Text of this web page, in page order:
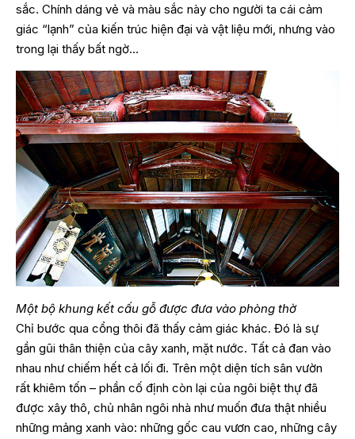
sắc. Chính dáng vẻ và màu sắc này cho người ta cái cảm
giác “lạnh” của kiến trúc hiện đại và vật liệu mới, nhưng vào
trong lại thấy bất ngờ…
Một bộ khung kết cấu gỗ được đưa vào phòng thờ
Chỉ bước qua cổng thôi đã thấy cảm giác khác. Đó là sự
gần gũi thân thiện của cây xanh, mặt nước. Tất cả đan vào
nhau như chiếm hết cả lối đi. Trên một diện tích sân vườn
rất khiêm tốn – phần cố định còn lại của ngôi biệt thự đã
được xây thô, chủ nhân ngôi nhà như muốn đưa thật nhiều
những mảng xanh vào: những gốc cau vươn cao, những cây